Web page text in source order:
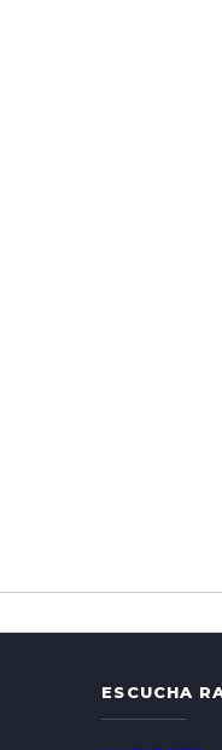
ESCUCHA